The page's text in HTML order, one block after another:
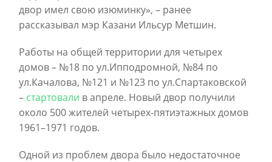
двор имел свою изюминку», – ранее
рассказывал мэр Казани Ильсур Метшин.
Работы на общей территории для четырех
домов – №18 по ул.Ипподромной, №84 по
ул.Качалова, №121 и №123 по ул.Спартаковской
– стартовали в апреле. Новый двор получили
около 500 жителей четырех-пятиэтажных домов
1961–1971 годов.
Одной из проблем двора было недостаточное